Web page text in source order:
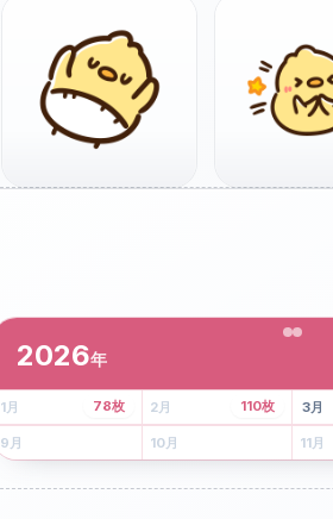
2026年
1月 2月 3月
5 月
78枚
6月
110枚
7 月
9 月 10月 11月